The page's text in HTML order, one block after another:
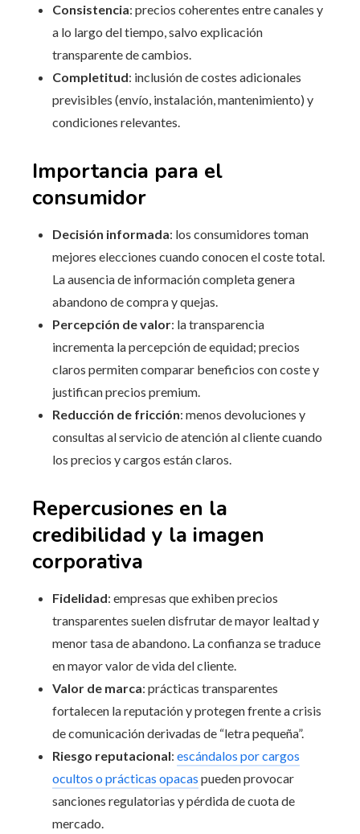
Consistencia: precios coherentes entre canales y
a lo largo del tiempo, salvo explicación
transparente de cambios.
Completitud: inclusión de costes adicionales
previsibles (envío, instalación, mantenimiento) y
condiciones relevantes.
Importancia para el
consumidor
Decisión informada: los consumidores toman
mejores elecciones cuando conocen el coste total.
La ausencia de información completa genera
abandono de compra y quejas.
Percepción de valor: la transparencia
incrementa la percepción de equidad; precios
claros permiten comparar beneficios con coste y
justifican precios premium.
Reducción de fricción: menos devoluciones y
consultas al servicio de atención al cliente cuando
los precios y cargos están claros.
Repercusiones en la
credibilidad y la imagen
corporativa
Fidelidad: empresas que exhiben precios
transparentes suelen disfrutar de mayor lealtad y
menor tasa de abandono. La confianza se traduce
en mayor valor de vida del cliente.
Valor de marca: prácticas transparentes
fortalecen la reputación y protegen frente a crisis
de comunicación derivadas de “letra pequeña”.
Riesgo reputacional: escándalos por cargos
ocultos o prácticas opacas pueden provocar
sanciones regulatorias y pérdida de cuota de
mercado.